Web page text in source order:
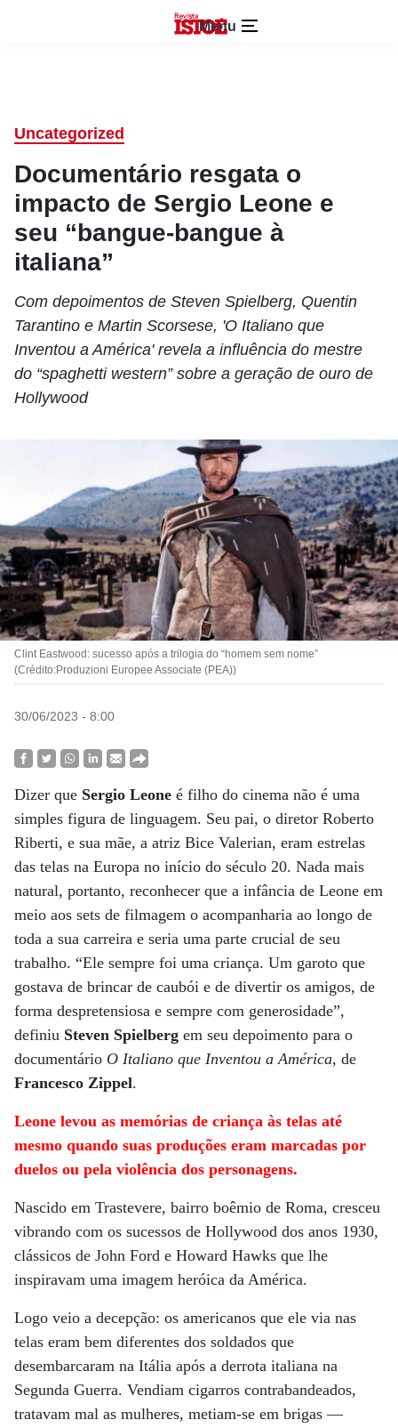
Menu
Uncategorized
Documentário resgata o
impacto de Sergio Leone e
seu “bangue-bangue à
italiana”
Com depoimentos de Steven Spielberg, Quentin
Tarantino e Martin Scorsese, 'O Italiano que
Inventou a América' revela a influência do mestre
do “spaghetti western” sobre a geração de ouro de
Hollywood
Clint Eastwood: sucesso após a trilogia do “homem sem nome”
(Crédito:Produzioni Europee Associate (PEA))
30/06/2023 - 8:00
Dizer que Sergio Leone é filho do cinema não é uma
simples figura de linguagem. Seu pai, o diretor Roberto
Riberti, e sua mãe, a atriz Bice Valerian, eram estrelas
das telas na Europa no início do século 20. Nada mais
natural, portanto, reconhecer que a infância de Leone em
meio aos sets de filmagem o acompanharia ao longo de
toda a sua carreira e seria uma parte crucial de seu
trabalho. “Ele sempre foi uma criança. Um garoto que
gostava de brincar de caubói e de divertir os amigos, de
forma despretensiosa e sempre com generosidade”,
definiu Steven Spielberg em seu depoimento para o
documentário O Italiano que Inventou a América, de
Francesco Zippel.
Leone levou as memórias de criança às telas até
mesmo quando suas produções eram marcadas por
duelos ou pela violência dos personagens.
Nascido em Trastevere, bairro boêmio de Roma, cresceu
vibrando com os sucessos de Hollywood dos anos 1930,
clássicos de John Ford e Howard Hawks que lhe
inspiravam uma imagem heróica da América.
Logo veio a decepção: os americanos que ele via nas
telas eram bem diferentes dos soldados que
desembarcaram na Itália após a derrota italiana na
Segunda Guerra. Vendiam cigarros contrabandeados,
tratavam mal as mulheres, metiam-se em brigas —